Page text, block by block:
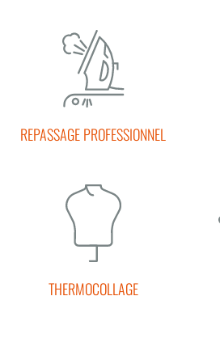
REPASSAGE PROFESSIONNEL
THERMOCOLLAGE